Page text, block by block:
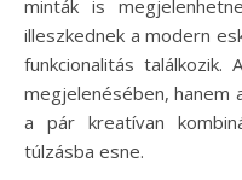
minták is
illeszkednek a modern
funkcionalitás találkozik.
megjelenésében, hanem
a pár kreatívan
túlzásba esne.